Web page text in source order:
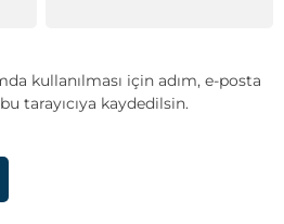
kullanılması için adım, e-posta
tarayıcıya kaydedilsin.